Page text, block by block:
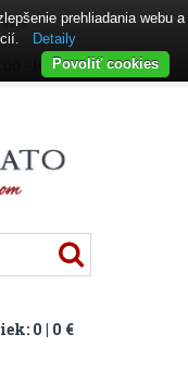
- 16:00 )
0 | 0 €
prehliadania webu a
Detaily
Povoliť cookies